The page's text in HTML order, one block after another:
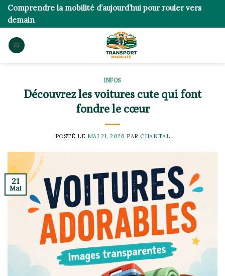
Skip
content
Comprendre la mobilité d’aujourd’hui pour rouler vers
demain
INFOS
Découvrez les voitures cute qui font
fondre le cœur
POSTÉ LE MAI 21, 2026 PARCHANTAL
21
Mai